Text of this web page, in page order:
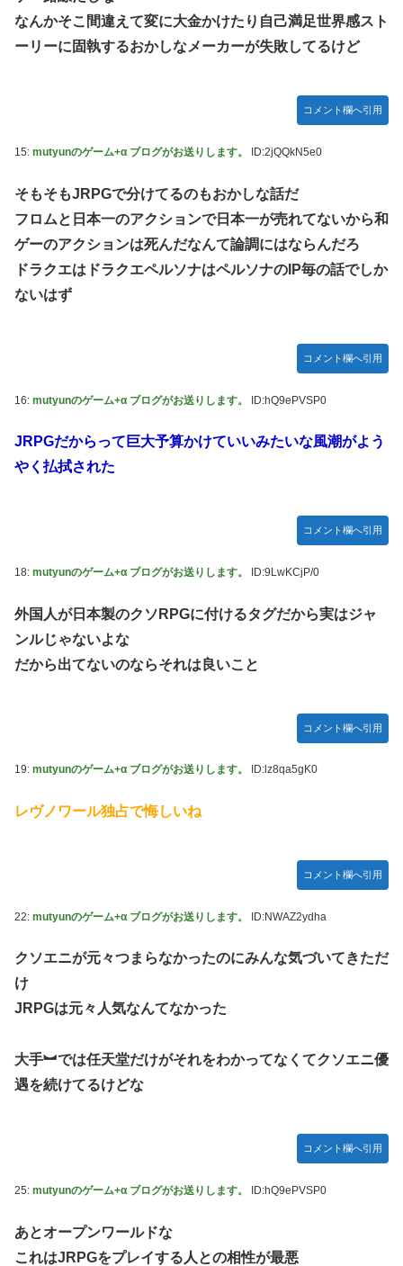
なんかそこ間違えて変に大金かけたり自己満足世界感スト
ーリーに固執するおかしなメーカーが失敗してるけど
コメント欄へ引用
15: mutyunのゲーム+α ブログがお送りします。 ID:2jQQkN5e0
そもそもJRPGで分けてるのもおかしな話だ
フロムと日本一のアクションで日本一が売れてないから和
ゲーのアクションは死んだなんて論調にはならんだろ
ドラクエはドラクエペルソナはペルソナのIP毎の話でしか
ないはず
コメント欄へ引用
16: mutyunのゲーム+α ブログがお送りします。 ID:hQ9ePVSP0
JRPGだからって巨大予算かけていいみたいな風潮がよう
やく払拭された
コメント欄へ引用
18: mutyunのゲーム+α ブログがお送りします。 ID:9LwKCjP/0
外国人が日本製のクソRPGに付けるタグだから実はジャ
ンルじゃないよな
だから出てないのならそれは良いこと
コメント欄へ引用
19: mutyunのゲーム+α ブログがお送りします。 ID:lz8qa5gK0
レヴノワール独占で悔しいね
コメント欄へ引用
22: mutyunのゲーム+α ブログがお送りします。 ID:NWAZ2ydha
クソエニが元々つまらなかったのにみんな気づいてきただ
け
JRPGは元々人気なんてなかった
大手︼では任天堂だけがそれをわかってなくてクソエニ優
遇を続けてるけどな
コメント欄へ引用
25: mutyunのゲーム+α ブログがお送りします。 ID:hQ9ePVSP0
あとオープンワールドな
これはJRPGをプレイする人との相性が最悪